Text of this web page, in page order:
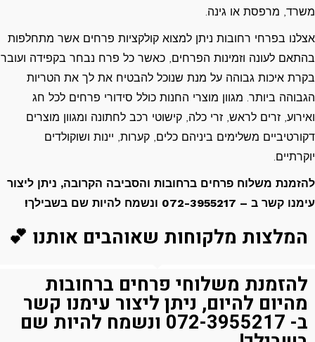
משרד, מרפסת או גינה.
אצלנו בפרחי רחובות ניתן למצוא קולקציות פרחים אשר מתחלפות
בהתאם לעונה וזמינות הפרחים, כאשר כל פרח נבחר בקפידה ועובר
בקרת איכות גבוהה על מנת שנוכל להבטיח את לך את הטריות
הגבוהה ביותר. מגוון מוצרי החנות כולל סידורי פרחים לכל חג
ואירוע, זרים לראש, זרי כלה, קישוטי רכב לחתונה ומגוון מוצרים
דקורטיביים משלימים ביניהם כלים, קערות, יינות ושוקולדים
יוקרתיים.
להזמנת משלוח פרחים ברחובות והסביבה הקרובה, ניתן ליצור
עימנו קשר ב – 072-3955217 ונשמח להיות שם בשבילך!
המלצות מלקוחות שאוהבים אותנו 💕
להזמנת משלוחי פרחים ברחובות
מהיום להיום, ניתן ליצור עימנו קשר
ב- 072-3955217 ונשמח להיות שם